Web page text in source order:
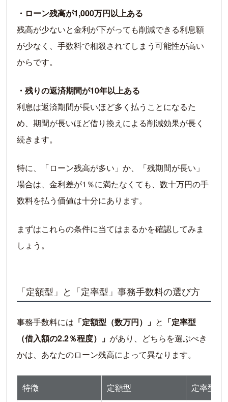
・ローン残高が1,000万円以上ある
残高が少ないと金利が下がっても削減できる利息額
が少なく、手数料で相殺されてしまう可能性が高い
からです。
・残りの返済期間が10年以上ある
利息は返済期間が長いほど多く払うことになるた
め、期間が長いほど借り換えによる削減効果が長く
続きます。
特に、「ローン残高が多い」か、「残期間が長い」
場合は、金利差が1％に満たなくても、数十万円の手
数料を払う価値は十分にあります。
まずはこれらの条件に当てはまるかを確認してみま
しょう。
「定額型」と「定率型」事務手数料の選び方
事務手数料には 「定額型（数万円）」 と 「定率型
（借入額の2.2％程度）」 があり、どちらを選ぶべき
かは、あなたのローン残高によって異なります。
特徴 定額型 定率型